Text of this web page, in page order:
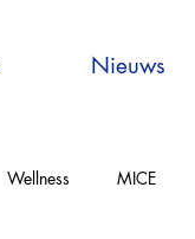
Nieuws
Wellness MICE